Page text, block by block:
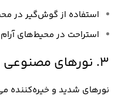
استفاده از گوش‌گیر در
استراحت در محیط‌های
3. نورهای مصنوعی و خیره‌کننده
نورهای شدید و خیره‌کننده